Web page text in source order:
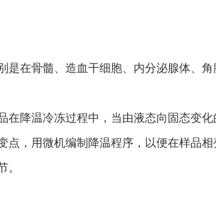
骨髓、造血干细胞、内分泌腺体、
温冷冻过程中，当由液态向固态变化
，用微机编制降温程序，以便在样品
。